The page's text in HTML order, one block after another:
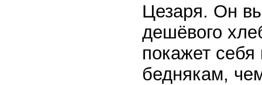
Цезаря. Он
дешёвого
покажет
беднякам,